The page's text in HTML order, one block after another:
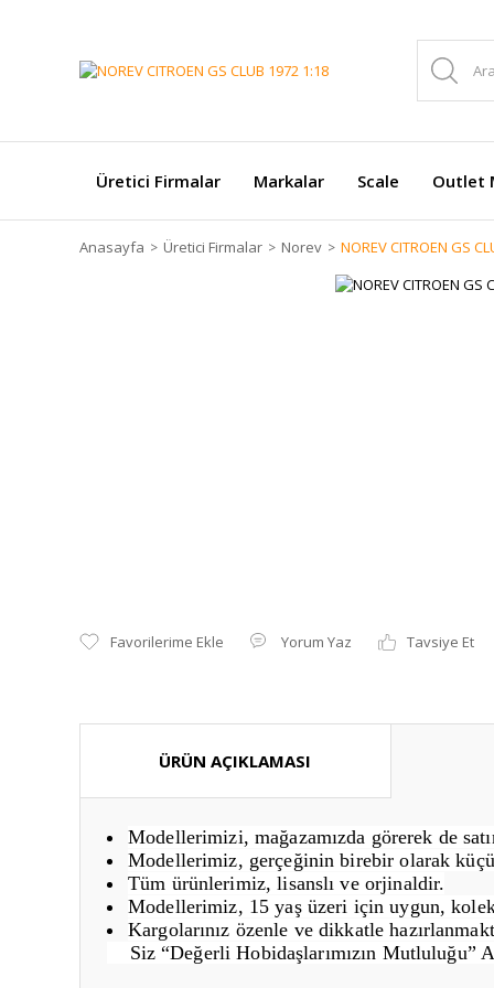
Üretici Firmalar Markalar Scale Outlet
Anasayfa Üretici Firmalar Norev NOREV CITROEN GS
Yorum Yaz Tavsiye Et
ÜRÜN AÇIKLAMASI
Modellerimizi, mağazamızda görerek de
Modellerimiz, gerçeğinin birebir olarak
Tüm ürünlerimiz, lisanslı ve orjinaldir.
Modellerimiz, 15 yaş üzeri için uygun,
Kargolarınız özenle ve dikkatle
Siz “Değerli Hobidaşlarımızın Mutluluğu”